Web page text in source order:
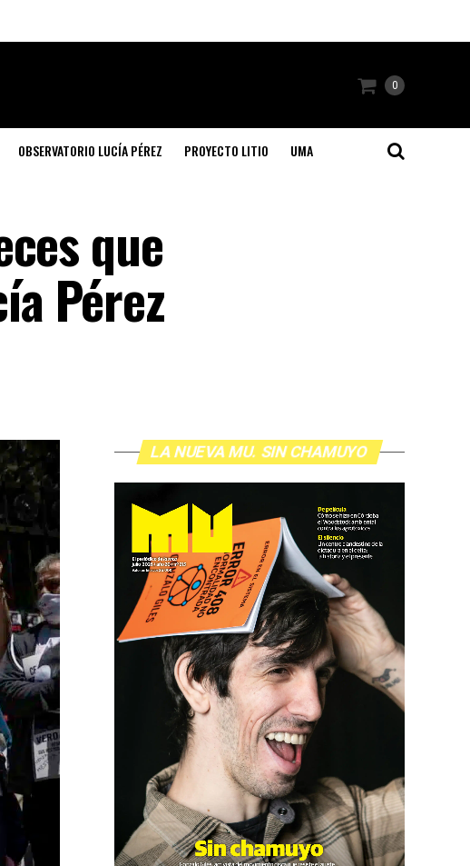
0
OBSERVATORIO LUCÍA PÉREZ PROYECTO LITIO UMA
que
Pérez
LA NUEVA MU. SIN CHAMUYO